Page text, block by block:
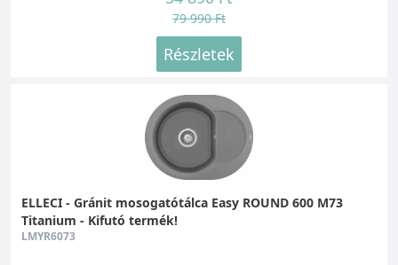
79 990 Ft
Részletek
ELLECI - Gránit mosogatótálca Easy ROUND 600 M73
Titanium - Kifutó termék!
LMYR6073